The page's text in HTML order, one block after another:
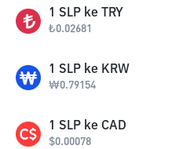
1 SLP ke TRY
₺0.02681
1 SLP ke KRW
₩0.79154
1 SLP ke CAD
$0.00078